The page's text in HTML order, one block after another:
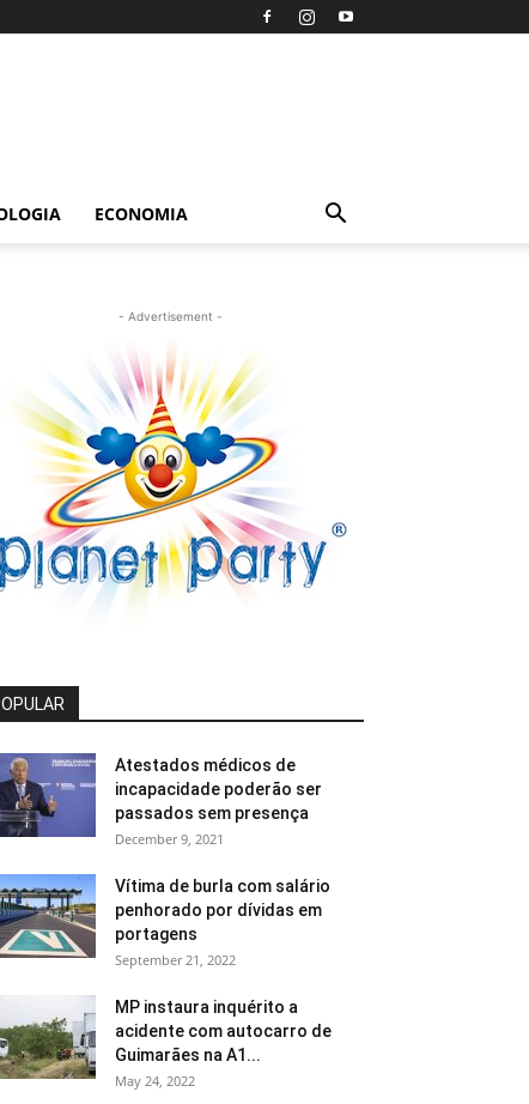
ECONOMIA
- Advertisement -
Atestados médicos de
incapacidade poderão ser
passados sem presença
December 9, 2021
Vítima de burla com salário
penhorado por dívidas em
portagens
September 21, 2022
MP instaura inquérito a
acidente com autocarro de
Guimarães na A1...
May 24, 2022